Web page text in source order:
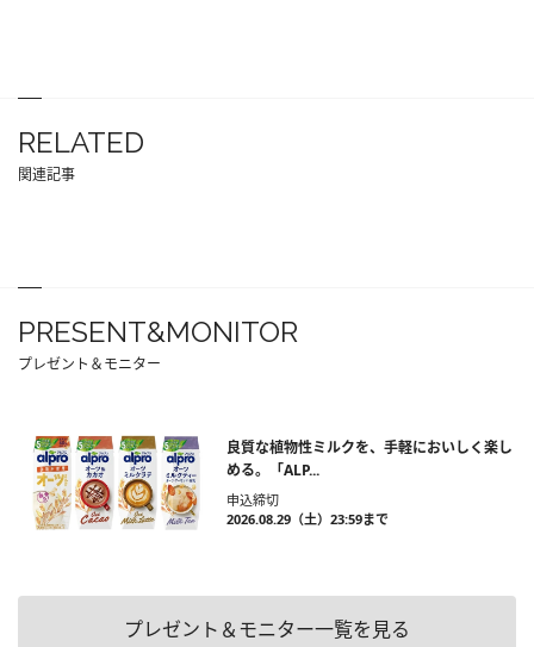
RELATED
関連記事
PRESENT&MONITOR
プレゼント＆モニター
良質な植物性ミルクを、手軽においしく楽し
める。「ALP...
申込締切
2026.08.29（土）23:59まで
プレゼント＆モニター一覧を見る